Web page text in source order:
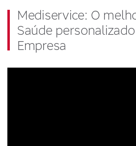
Mediservice: O
Saúde
Empresa